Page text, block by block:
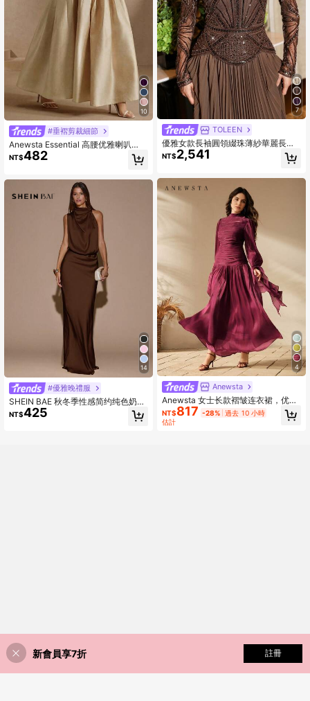
10
#垂褶剪裁細節
Anewsta Essential 高腰优雅喇叭
裙，彰显皇家气质
NT$482
14
#優雅晚禮服
SHEIN BAE 秋冬季性感简约纯色奶油
黄无肩带不对称优雅鱼尾长裙，适合
派对、鸡尾酒会、正式场合、伴娘、
NT$425
7
TOLEEN
優雅女款長袖圓領綴珠薄紗華麗長洋
裝，棕色，時尚優雅秋季婚禮派對正
式禮服
NT$2,541
4
Anewsta
Anewsta 女士长款褶皱连衣裙，优雅
时尚的正式礼服，酒红色连衣裙，褶
皱女装
NT$817 -28% 過去 10 小時
估計
新會員享7折 註冊